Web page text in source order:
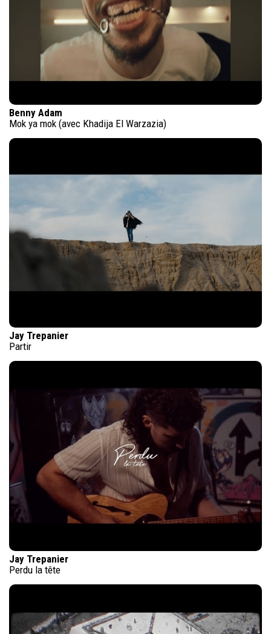
Benny Adam
Mok ya mok (avec Khadija El Warzazia)
Jay Trepanier
Partir
Jay Trepanier
Perdu la tête